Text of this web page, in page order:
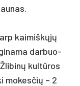
kai­miškųjų
dar­buo­
kultū­ros
mo­kes­čių – 2